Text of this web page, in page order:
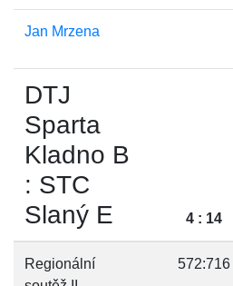
Jan Mrzena
DTJ
Sparta
Kladno B
: STC
Slaný E
4 : 14
Regionální
572:716